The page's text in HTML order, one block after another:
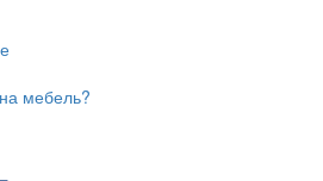
мебель?